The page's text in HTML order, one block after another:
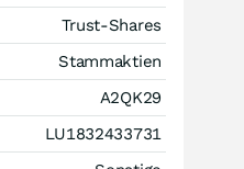
Trust-Shares
Stammaktien
A2QK29
LU1832433731